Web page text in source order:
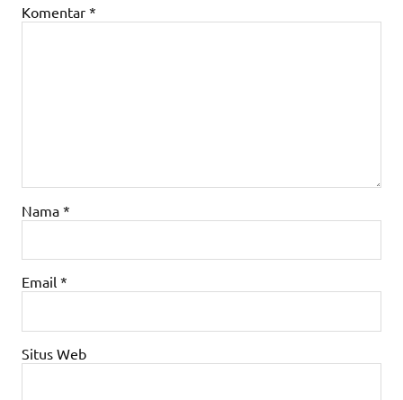
Komentar *
Nama *
Email *
Situs Web